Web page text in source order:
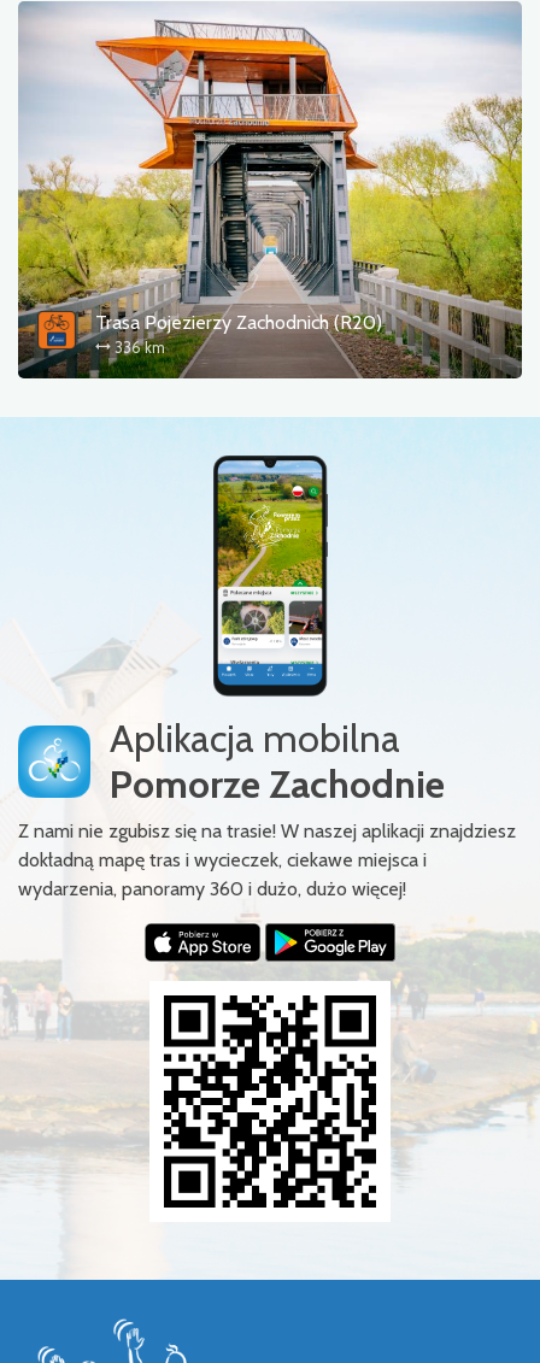
Trasa Pojezierzy Zachodnich (R20)
336 km
Aplikacja mobilna
Pomorze Zachodnie
Z nami nie zgubisz się na trasie! W naszej aplikacji znajdziesz
dokładną mapę tras i wycieczek, ciekawe miejsca i
wydarzenia, panoramy 360 i dużo, dużo więcej!